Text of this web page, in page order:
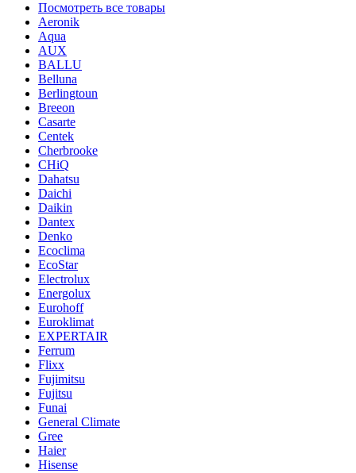
Посмотреть все товары
Aeronik
Aqua
AUX
BALLU
Belluna
Berlingtoun
Breeon
Casarte
Centek
Cherbrooke
CHiQ
Dahatsu
Daichi
Daikin
Dantex
Denko
Ecoclima
EcoStar
Electrolux
Energolux
Eurohoff
Euroklimat
EXPERTAIR
Ferrum
Flixx
Fujimitsu
Fujitsu
Funai
General Climate
Gree
Haier
Hisense